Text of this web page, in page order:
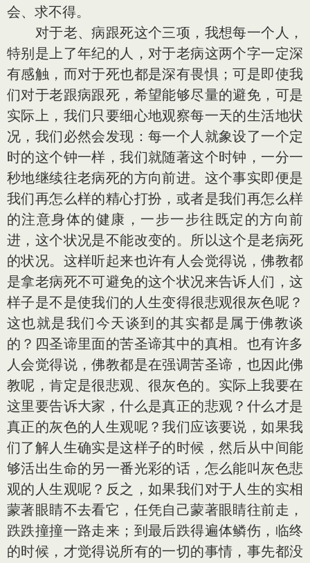
会、求不得。
对于老、病跟死这个三项，我想每一个人，
特别是上了年纪的人，对于老病这两个字一定深
有感触，而对于死也都是深有畏惧；可是即使我
们对于老跟病跟死，希望能够尽量的避免，可是
实际上，我们只要细心地观察每一天的生活地状
况，我们必然会发现：每一个人就象设了一个定
时的这个钟一样，我们就随著这个时钟，一分一
秒地继续往老病死的方向前进。这个事实即便是
我们再怎么样的精心打扮，或者是我们再怎么样
的注意身体的健康，一步一步往既定的方向前
进，这个状况是不能改变的。所以这个是老病死
的状况。这样听起来也许有人会觉得说，佛教都
是拿老病死不可避免的这个状况来告诉人们，这
样子是不是使我们的人生变得很悲观很灰色呢？
这也就是我们今天谈到的其实都是属于佛教谈
的？四圣谛里面的苦圣谛其中的真相。也有许多
人会觉得说，佛教都是在强调苦圣谛，也因此佛
教呢，肯定是很悲观、很灰色的。实际上我要在
这里要告诉大家，什么是真正的悲观？什么才是
真正的灰色的人生观呢？我们应该要说，如果我
们了解人生确实是这样子的时候，然后从中间能
够活出生命的另一番光彩的话，怎么能叫灰色悲
观的人生观呢？反之，如果我们对于人生的实相
蒙著眼睛不去看它，任凭自己蒙著眼睛往前走，
跌跌撞撞一路走来；到最后跌得遍体鳞伤，临终
的时候，才觉得说所有的一切的事情，事先都没